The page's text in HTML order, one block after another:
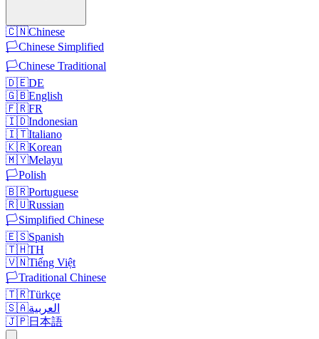
🇨🇳Chinese
🏳️Chinese Simplified
🏳️Chinese Traditional
🇩🇪DE
🇬🇧English
🇫🇷FR
🇮🇩Indonesian
🇮🇹Italiano
🇰🇷Korean
🇲🇾Melayu
🏳️Polish
🇧🇷Portuguese
🇷🇺Russian
🏳️Simplified Chinese
🇪🇸Spanish
🇹🇭TH
🇻🇳Tiếng Việt
🏳️Traditional Chinese
🇹🇷Türkçe
🇸🇦العربية
🇯🇵日本語